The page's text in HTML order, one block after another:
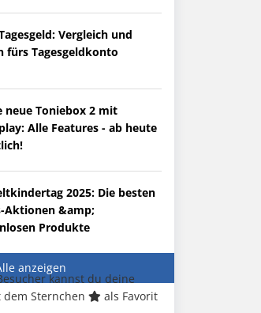
Vergleich und
fürs Tagesgeldkonto
neue Toniebox 2 mit
Alle Features - ab heute
2025: Die besten
Aktionen &amp;
Produkte
anzeigen
kannst du deine
Sternchen
als Favorit